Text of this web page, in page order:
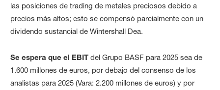
las posiciones de trading de metales preciosos debido a
precios más altos; esto se compensó parcialmente con un
dividendo sustancial de Wintershall Dea.
Se espera que el EBITdel Grupo BASF para 2025 sea de
1.600 millones de euros, por debajo del consenso de los
analistas para 2025 (Vara: 2.200 millones de euros) y por